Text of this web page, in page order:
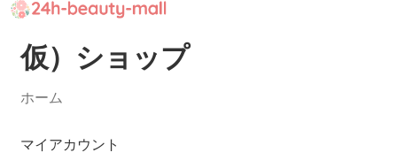
ナ
ビ
ゲ
シ
コ
ン
テ
ツ
仮）ショップ
ホーム
マイアカウント